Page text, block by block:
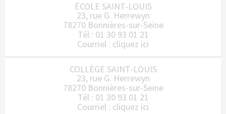
ÉCOLE SAINT-LOUIS
23, rue G. Herrewyn
78270 Bonnières-sur-Seine
Tél : 01 30 93 01 21
Courriel : cliquez ici
COLLÈGE SAINT-LOUIS
23, rue G. Herrewyn
78270 Bonnières-sur-Seine
Tél : 01 30 93 01 21
Courriel : cliquez ici